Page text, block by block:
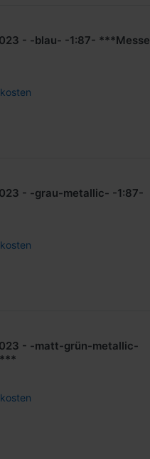
- -blau- -1:87- ***Messe
- -grau-metallic- -1:87-
- -matt-grün-metallic-